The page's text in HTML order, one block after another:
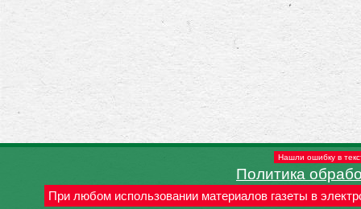
Нашли ошибку в
Политика
При любом использовании материалов газеты в